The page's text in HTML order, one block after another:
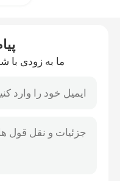
صفحه اصلی
محصولات
ما به زودی با